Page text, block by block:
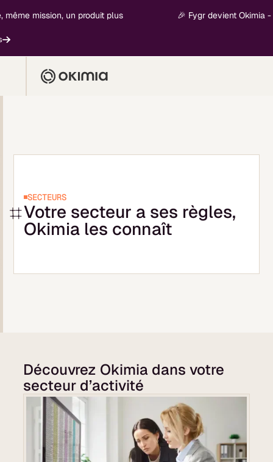
mission, un produit plus 🎉 Fygr devient Okimia -
SECTEURS
Votre secteur a ses règles,
Okimia les connaît
Découvrez Okimia dans votre
secteur d’activité